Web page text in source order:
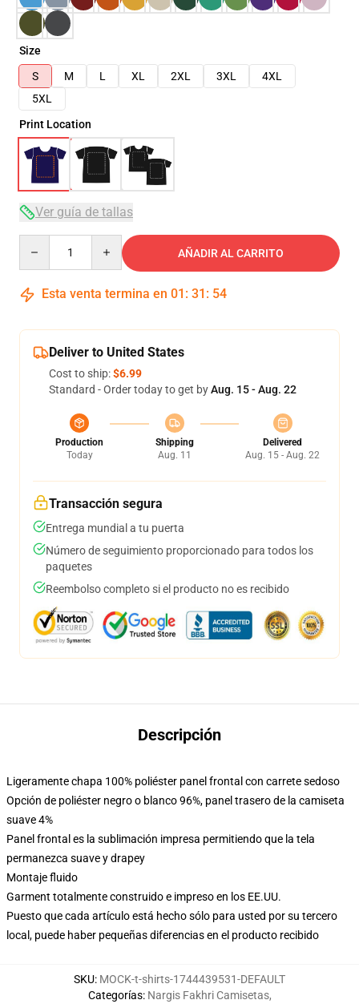
Size
S
M L XL 2XL 3XL
4XL
5XL
Print Location
Ver guía de tallas
AÑADIR AL CARRITO
Esta venta termina en 01 : 31 : 54
Deliver to United States
Cost to ship:$6.99
Standard - Order today to get byAug. 15 - Aug. 22
Production
Today
Shipping
Aug. 11
Delivered
Aug. 15 - Aug. 22
Transacción segura
Entrega mundial a tu puerta
Número de seguimiento proporcionado para todos los
paquetes
Reembolso completo si el producto no es recibido
Descripción
Ligeramente chapa 100% poliéster panel frontal con carrete sedoso
Opción de poliéster negro o blanco 96%, panel trasero de la camiseta
suave 4%
Panel frontal es la sublimación impresa permitiendo que la tela
permanezca suave y drapey
Montaje fluido
Garment totalmente construido e impreso en los EE.UU.
Puesto que cada artículo está hecho sólo para usted por su tercero
local, puede haber pequeñas diferencias en el producto recibido
SKU: MOCK-t-shirts-1744439531-DEFAULT
Categorías: Nargis Fakhri Camisetas,